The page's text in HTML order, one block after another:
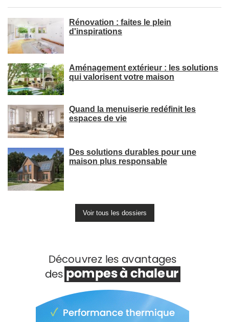
Rénovation : faites le plein
d'inspirations
Aménagement extérieur : les solutions
qui valorisent votre maison
Quand la menuiserie redéfinit les
espaces de vie
Des solutions durables pour une
maison plus responsable
Voir tous les dossiers